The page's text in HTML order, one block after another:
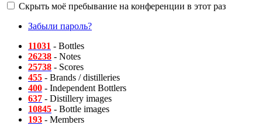
Скрыть моё пребывание на конференции в этот раз
Забыли пароль?
11031 - Bottles
26238 - Notes
25738 - Scores
455 - Brands / distilleries
400 - Independent Bottlers
637 - Distillery images
10845 - Bottle images
193 - Members